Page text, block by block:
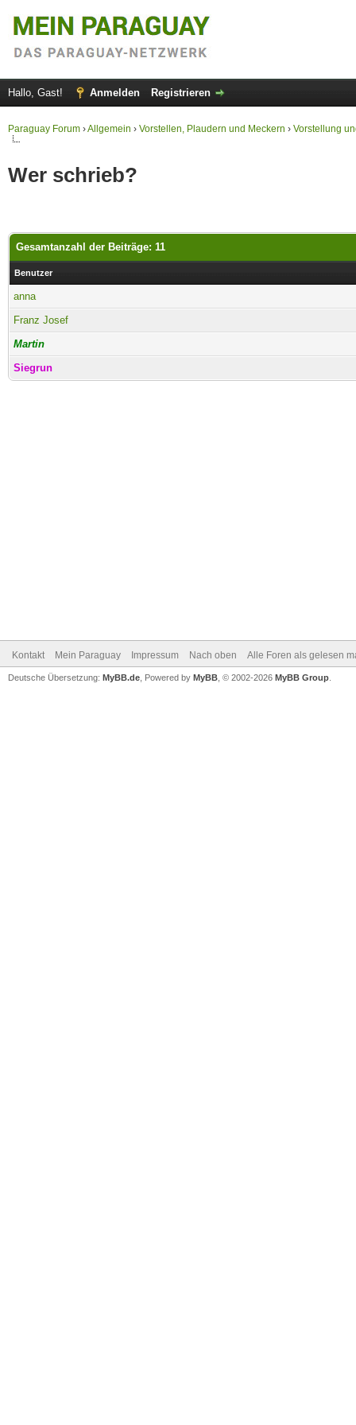
Hallo, Gast! Anmelden Registrieren
Paraguay Forum ›Allgemein › Vorstellen, Plaudern und Meckern › Vorstellung
Wer schrieb?
Gesamtanzahl der Beiträge: 11
Benutzer
anna
Franz Josef
Martin
Siegrun
Kontakt Mein Paraguay Impressum Nach oben Alle Foren als gelesen
Deutsche Übersetzung: MyBB.de , Powered by MyBB , © 2002-2026 MyBB Group